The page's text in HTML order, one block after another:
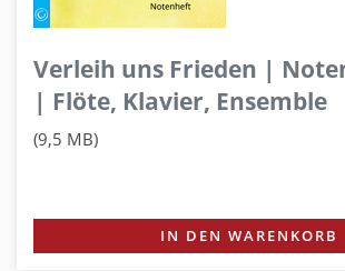
Verleih uns Frieden |
| Flöte, Klavier, Ensemble
(9,5 MB)
IN DEN WARENKORB